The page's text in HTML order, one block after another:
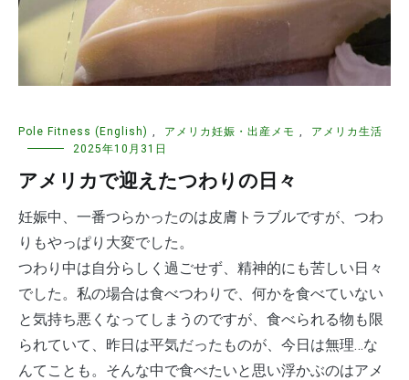
Pole Fitness (English) アメリカ妊娠・出産メモ
アメリカ生活
2025年10月31日
アメリカで迎えたつわりの日々
妊娠中、一番つらかったのは皮膚トラブルですが、つわ
りもやっぱり大変でした。
つわり中は自分らしく過ごせず、精神的にも苦しい日々
でした。私の場合は食べつわりで、何かを食べていない
と気持ち悪くなってしまうのですが、食べられる物も限
られていて、昨日は平気だったものが、今日は無理…な
んてことも。そんな中で食べたいと思い浮かぶのはアメ